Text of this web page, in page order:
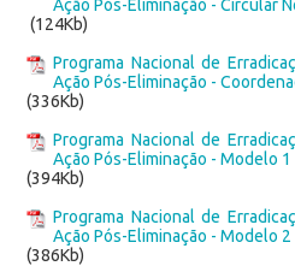
Ação Pós-Eliminação - Circular
(124Kb)
Programa Nacional de
Ação Pós-Eliminação -
(336Kb)
Programa Nacional de
Ação Pós-Eliminação - Modelo 1
(394Kb)
Programa Nacional de
Ação Pós-Eliminação - Modelo 2
(386Kb)